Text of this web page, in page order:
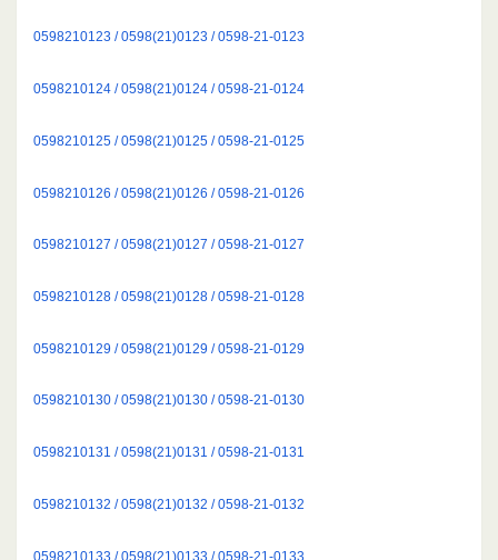
0598210123 / 0598(21)0123 / 0598-21-0123
0598210124 / 0598(21)0124 / 0598-21-0124
0598210125 / 0598(21)0125 / 0598-21-0125
0598210126 / 0598(21)0126 / 0598-21-0126
0598210127 / 0598(21)0127 / 0598-21-0127
0598210128 / 0598(21)0128 / 0598-21-0128
0598210129 / 0598(21)0129 / 0598-21-0129
0598210130 / 0598(21)0130 / 0598-21-0130
0598210131 / 0598(21)0131 / 0598-21-0131
0598210132 / 0598(21)0132 / 0598-21-0132
0598210133 / 0598(21)0133 / 0598-21-0133